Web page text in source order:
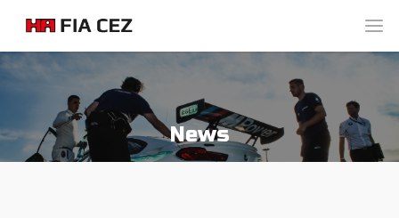
News